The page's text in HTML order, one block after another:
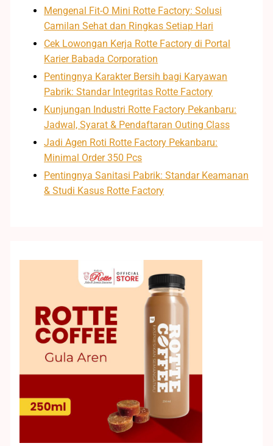
Mengenal Fit-O Mini Rotte Factory: Solusi
Camilan Sehat dan Ringkas Setiap Hari
Cek Lowongan Kerja Rotte Factory di Portal
Karier Babada Corporation
Pentingnya Karakter Bersih bagi Karyawan
Pabrik: Standar Integritas Rotte Factory
Kunjungan Industri Rotte Factory Pekanbaru:
Jadwal, Syarat & Pendaftaran Outing Class
Jadi Agen Roti Rotte Factory Pekanbaru:
Minimal Order 350 Pcs
Pentingnya Sanitasi Pabrik: Standar Keamanan
& Studi Kasus Rotte Factory